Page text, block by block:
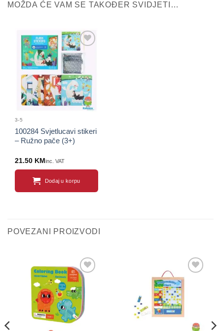
MOŽDA ĆE VAM SE TAKOĐER SVIDJETI…
Sačuvaj
proizvod
3-5
100284 Svjetlucavi stikeri
– Ružno pače (3+)
21.50 KM inc. VAT
Dodaj u korpu
POVEZANI PROIZVODI
Sačuvaj
proizvod
Sačuvaj
proizvod